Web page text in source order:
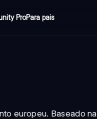
ProPara pais
europeu. Baseado na